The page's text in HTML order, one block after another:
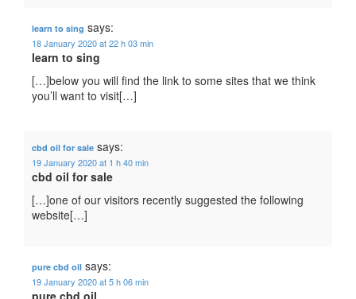
learn to sing says:
18 January 2020 at 22 h 03 min
learn to sing
[…]below you will find the link to some sites that we think
you’ll want to visit[…]
cbd oil for sale says:
19 January 2020 at 1 h 40 min
cbd oil for sale
[…]one of our visitors recently suggested the following
website[…]
pure cbd oil says:
19 January 2020 at 5 h 06 min